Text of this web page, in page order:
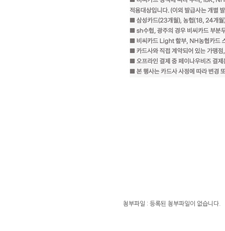
첨부파일 : 등록된 첨부파일이 없습니다.